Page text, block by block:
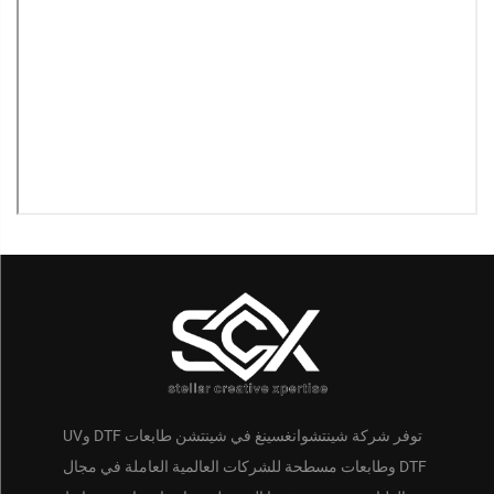
توفر شركة شينتشوانغسينغ في شينتشن طابعات DTF وUV
DTF وطابعات مسطحة للشركات العالمية العاملة في مجال